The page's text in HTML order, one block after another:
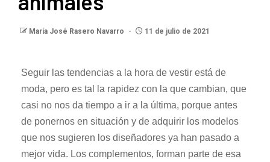
María José Rasero Navarro 11 de julio de 2021
Seguir las tendencias a la hora de vestir está de
moda, pero es tal la rapidez con la que cambian, que
casi no nos da tiempo a ir a la última, porque antes
de ponernos en situación y de adquirir los modelos
que nos sugieren los diseñadores ya han pasado a
mejor vida. Los complementos, forman parte de esa